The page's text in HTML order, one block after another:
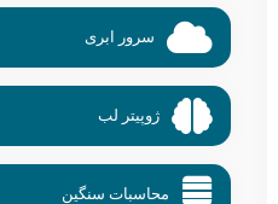
سرور ابری
ژوپیتر لب
محاسبات سنگین